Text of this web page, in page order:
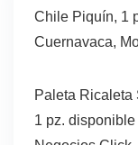
Chile Piquín, 1
Cuernavaca,
Paleta Ricaleta
1 pz.